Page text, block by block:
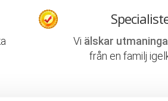
Vi älskar
från en familj